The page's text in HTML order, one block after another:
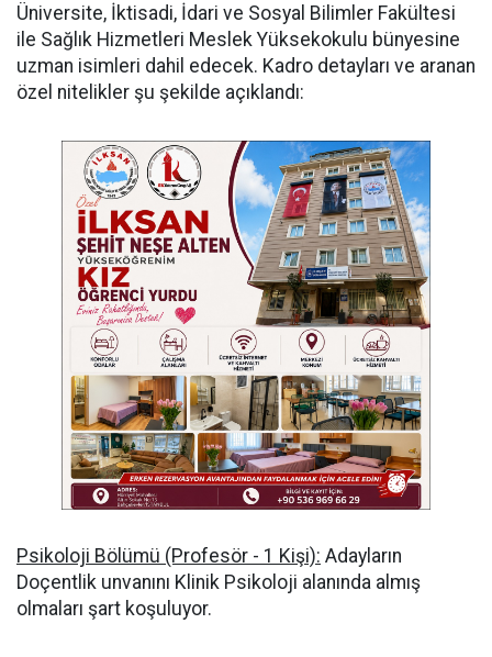
Üniversite, İktisadi, İdari ve Sosyal Bilimler Fakültesi
ile Sağlık Hizmetleri Meslek Yüksekokulu bünyesine
uzman isimleri dahil edecek. Kadro detayları ve aranan
özel nitelikler şu şekilde açıklandı:
Psikoloji Bölümü (Profesör - 1 Kişi): Adayların
Doçentlik unvanını Klinik Psikoloji alanında almış
olmaları şart koşuluyor.